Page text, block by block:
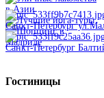
Санкт-Петербург
Санкт-Петербург
Гостиницы